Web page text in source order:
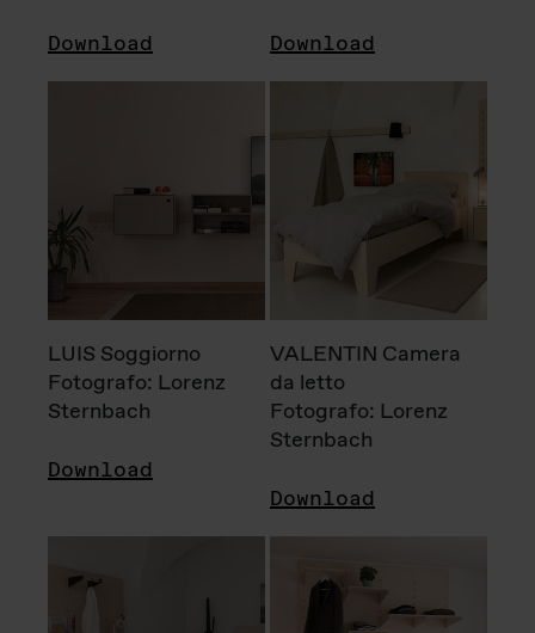
Download Download
LUIS Soggiorno
Fotografo: Lorenz
Sternbach
Download
VALENTIN Camera
da letto
Fotografo: Lorenz
Sternbach
Download